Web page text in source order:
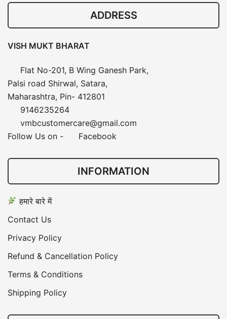
ADDRESS
VISH MUKT BHARAT
Flat No-201, B Wing Ganesh Park,
Palsi road Shirwal, Satara,
Maharashtra, Pin- 412801
9146235264
vmbcustomercare@gmail.com
Follow Us on -
Facebook
INFORMATION
हमारे बारे में
Contact Us
Privacy Policy
Refund & Cancellation Policy
Terms & Conditions
Shipping Policy